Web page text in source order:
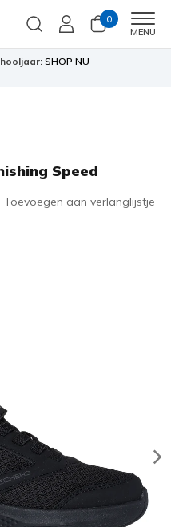
0
MENU
voor ledenMeld je aan
Speed
Toevoegen aan verlanglijstje